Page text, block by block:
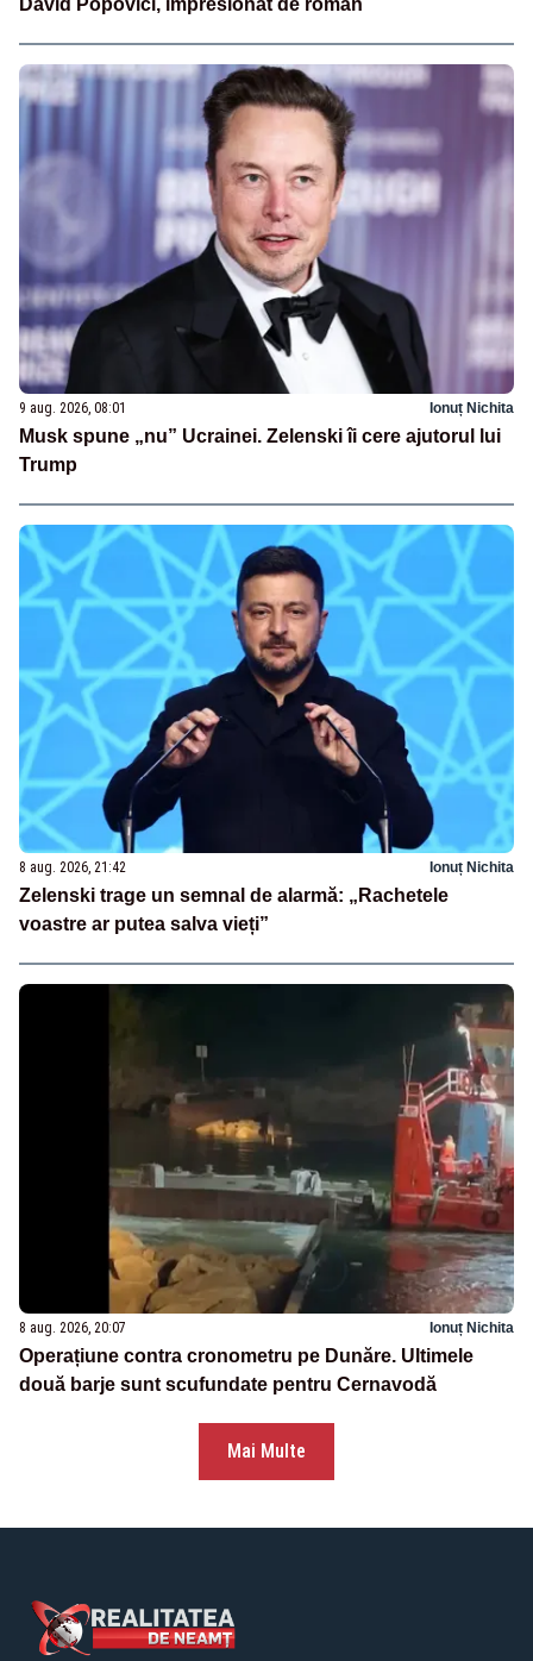
David Popovici, impresionat de român
9 aug. 2026, 08:01 Ionuț Nichita
Musk spune „nu” Ucrainei. Zelenski îi cere ajutorul lui
Trump
8 aug. 2026, 21:42 Ionuț Nichita
Zelenski trage un semnal de alarmă: „Rachetele
voastre ar putea salva vieți”
8 aug. 2026, 20:07 Ionuț Nichita
Operațiune contra cronometru pe Dunăre. Ultimele
două barje sunt scufundate pentru Cernavodă
Mai Multe